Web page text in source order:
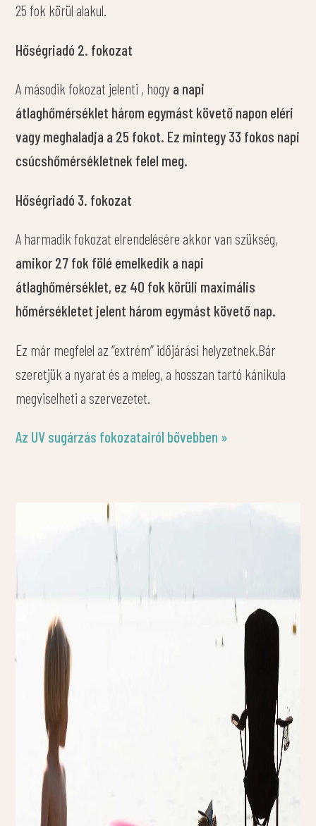
25 fok körül alakul.
Hőségriadó 2. fokozat
A második fokozat jelenti , hogy a napi
átlaghőmérséklet három egymást követő napon eléri
vagy meghaladja a 25 fokot. Ez mintegy 33 fokos napi
csúcshőmérsékletnek felel meg.
Hőségriadó 3. fokozat
A harmadik fokozat elrendelésére akkor van szükség,
amikor 27 fok fölé emelkedik a napi
átlaghőmérséklet, ez 40 fok körüli maximális
hőmérsékletet jelent három egymást követő nap.
Ez már megfelel az “extrém” időjárási helyzetnek.Bár
szeretjük a nyarat és a meleg, a hosszan tartó kánikula
megviselheti a szervezetet.
Az UV sugárzás fokozatairól bővebben »